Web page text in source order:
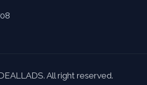
All right reserved.